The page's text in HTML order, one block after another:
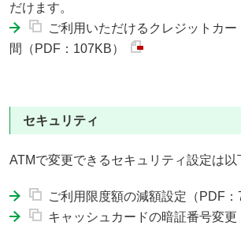
だけます。
ご利用いただけるクレジットカ
間（PDF：107KB）
セキュリティ
ATMで変更できるセキュリティ設定は以
ご利用限度額の減額設定（PDF：
キャッシュカードの暗証番号変更